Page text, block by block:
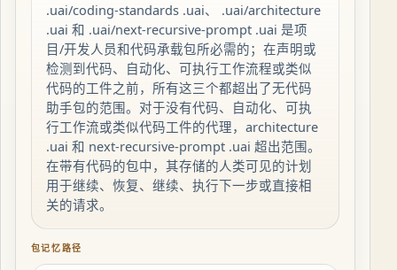
.uai/coding-standards .uai、 .uai/architecture
.uai 和 .uai/next-recursive-prompt .uai 是项
目/开发人员和代码承载包所必需的；在声明或
检测到代码、自动化、可执行工作流程或类似
代码的工件之前，所有这三个都超出了无代码
助手包的范围。对于没有代码、自动化、可执
行工作流或类似代码工件的代理，architecture
.uai 和 next-recursive-prompt .uai 超出范围。
在带有代码的包中，其存储的人类可见的计划
用于继续、恢复、继续、执行下一步或直接相
关的请求。
包记忆路径